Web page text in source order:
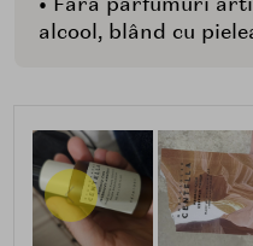
alcool, blând cu